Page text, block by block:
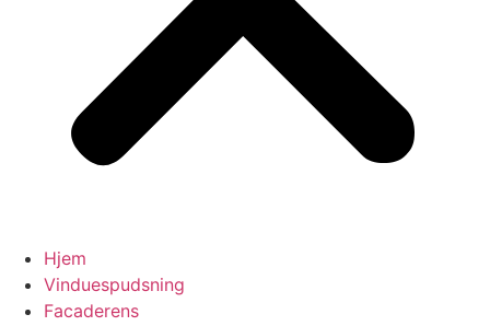
Hjem
Vinduespudsning
Facaderens